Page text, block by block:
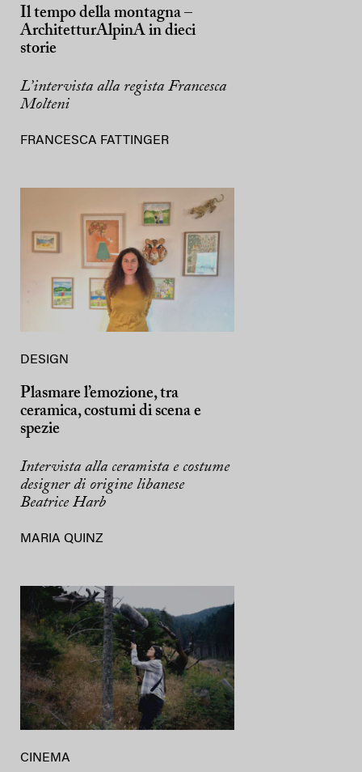
Il tempo della montagna –
ArchitetturAlpinA in dieci
storie
L’intervista alla regista Francesca
Molteni
FRANCESCA FATTINGER
DESIGN
Plasmare l’emozione, tra
ceramica, costumi di scena e
spezie
Intervista alla ceramista e costume
designer di origine libanese
Beatrice Harb
MARIA QUINZ
CINEMA